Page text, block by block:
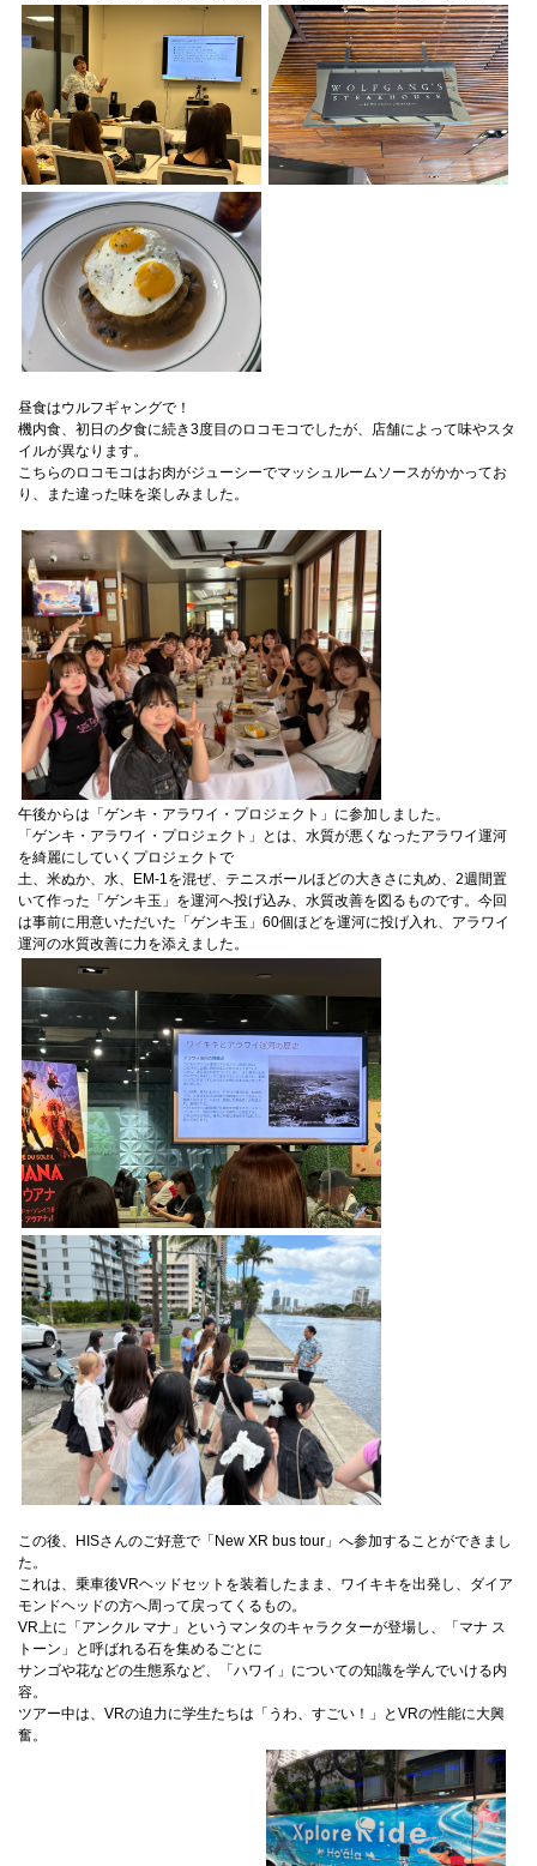
交通アクセス
代表
072-643-6221
入試広報部
072-643-6566
お問い合わせ 交通アクセス サイトマップ
BCCS 梅花メール 入学前プログラム
昼食はウルフギャングで！
機内食、初日の夕食に続き3度目のロコモコでしたが、店舗によって味やスタ
イルが異なります。
こちらのロコモコはお肉がジューシーでマッシュルームソースがかかってお
り、また違った味を楽しみました。
午後からは「ゲンキ・アラワイ・プロジェクト」に参加しました。
「ゲンキ・アラワイ・プロジェクト」とは、水質が悪くなったアラワイ運河
を綺麗にしていくプロジェクトで
土、米ぬか、水、EM-1を混ぜ、テニスボールほどの大きさに丸め、2週間置
いて作った「ゲンキ玉」を運河へ投げ込み、水質改善を図るものです。今回
は事前に用意いただいた「ゲンキ玉」60個ほどを運河に投げ入れ、アラワイ
運河の水質改善に力を添えました。
この後、HISさんのご好意で「New XR bus tour」へ参加することができまし
た。
これは、乗車後VRヘッドセットを装着したまま、ワイキキを出発し、ダイア
モンドヘッドの方へ周って戻ってくるもの。
VR上に「アンクル マナ」というマンタのキャラクターが登場し、「マナ ス
トーン」と呼ばれる石を集めるごとに
サンゴや花などの生態系など、「ハワイ」についての知識を学んでいける内
容。
ツアー中は、VRの迫力に学生たちは「うわ、すごい！」とVRの性能に大興
奮。